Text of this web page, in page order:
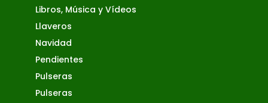
Libros, Música y Vídeos
Llaveros
Navidad
Pendientes
Pulseras
Pulseras